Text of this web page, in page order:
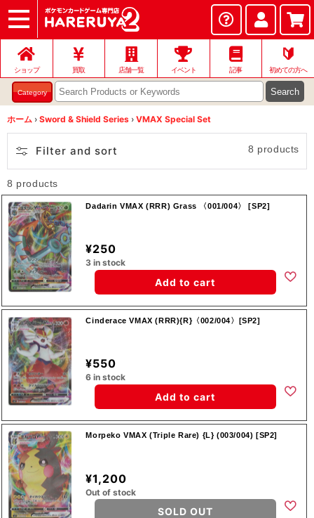
ショップ
店頭買取
ネット買取
店舗一覧
イベント
お問い合わせ
ショップ 買取 店舗一覧 イベント 記事
🔰
初めての方へ
Category Search
ホーム › Sword & Shield Series › VMAX Special Set
Filter and sort 8 products
8 products
Dadarin VMAX (RRR) Grass 〈001/004〉 [SP2]
¥250
3 in stock
Add to cart
Cinderace VMAX (RRR){R}〈002/004〉[SP2]
¥550
6 in stock
Add to cart
Morpeko VMAX (Triple Rare) {L} (003/004) [SP2]
¥1,200
Out of stock
SOLD OUT